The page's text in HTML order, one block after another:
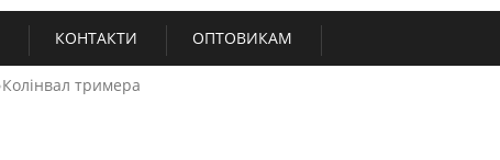
КОНТАКТИ ОПТОВИКАМ
Колінвал тримера